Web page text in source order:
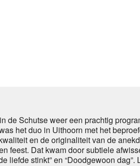
Schutse weer een prachtig
het duo in Uithoorn met het
en de originaliteit van de
feest. Dat kwam door subtiele
liefde stinkt” en “Doodgewoon